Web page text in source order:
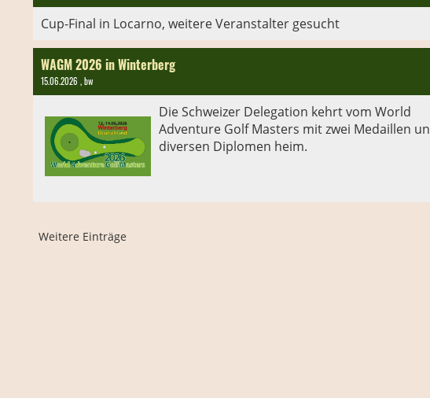
Cup-Final in Locarno, weitere Veranstalter gesucht
WAGM 2026 in Winterberg
15.06.2026 , bw
Die Schweizer Delegation kehrt vom World
Adventure Golf Masters mit zwei Medaillen
diversen Diplomen heim.
Weitere Einträge